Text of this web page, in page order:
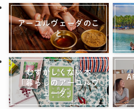
アーユルヴェーダのこ
と
むずかしくない本
「暮らしのアーユルヴ
ェーダ」